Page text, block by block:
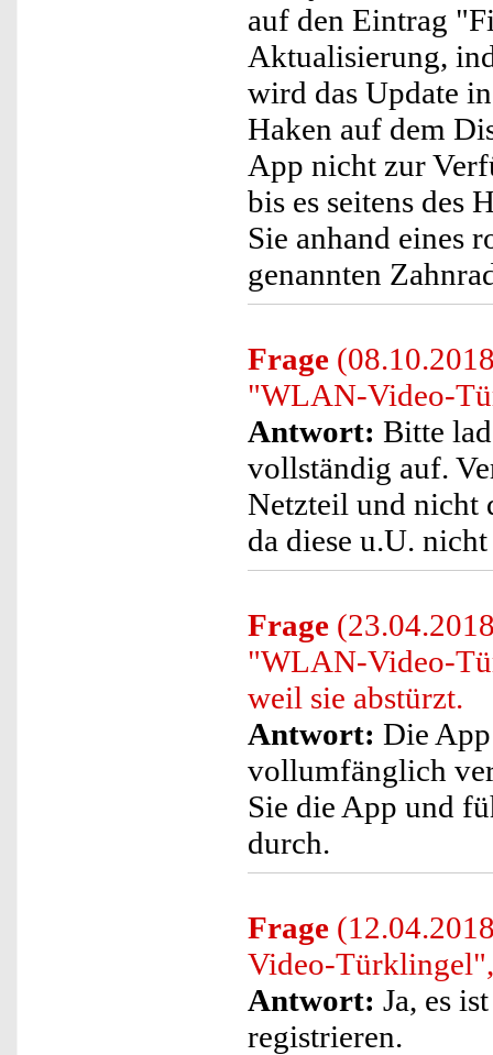
auf den Eintrag
Aktualisierung,
wird das Update
Haken auf dem
App nicht zur
bis es seitens des
Sie anhand eines
genannten
Frage
"WLAN-Video-
Antwort: Bitte
vollständig auf.
Netzteil und nicht
da diese u.U.
Frage
"WLAN-Video-
weil sie abstürzt.
Antwort: Die
vollumfänglich
Sie die App und
durch.
Frage
Video-Türklingel",
Antwort: Ja, es
registrieren.